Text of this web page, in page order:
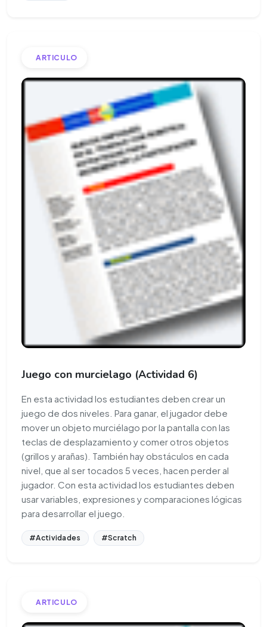
ARTICULO
Juego con murcielago (Actividad 6)
En esta actividad los estudiantes deben crear un
juego de dos niveles. Para ganar, el jugador debe
mover un objeto murciélago por la pantalla con las
teclas de desplazamiento y comer otros objetos
(grillos y arañas). También hay obstáculos en cada
nivel, que al ser tocados 5 veces, hacen perder al
jugador. Con esta actividad los estudiantes deben
usar variables, expresiones y comparaciones lógicas
para desarrollar el juego.
#Actividades #Scratch
ARTICULO